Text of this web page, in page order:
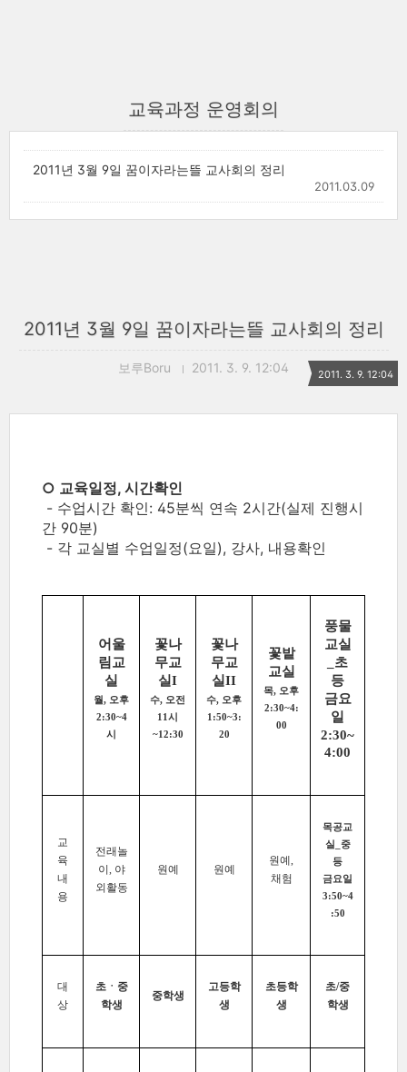
교육과정 운영회의
2011년 3월 9일 꿈이자라는뜰 교사회의 정리
2011.03.09
2011년 3월 9일 꿈이자라는뜰 교사회의 정리
보루Boru 2011. 3. 9. 12:04 2011. 3. 9. 12:04
○ 교육일정, 시간확인
- 수업시간 확인: 45분씩 연속 2시간(실제 진행시
간 90분)
- 각 교실별 수업일정(요일), 강사, 내용확인
어울
림교
실
월, 오후
2:30~4
시
꽃나
무교
실I
수, 오전
11시
~12:30
꽃나
무교
실II
수, 오후
1:50~3:
20
꽃밭
교실
목, 오후
2:30~4:
00
풍물
교실
_초
등
금요
일
2:30~
4:00
교
육
내
용
전래놀
이, 야
외활동
원예 원예
원예,
채험
목공교
실_중
등
금요일
3:50~4
:50
대
상
초ㆍ중
학생
중학생
고등학
생
초등학
생
초/중
학생